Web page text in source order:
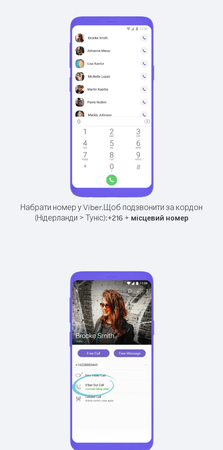
Набрати номер у Viber.Щоб подзвонити за кордон
(Нідерланди > Туніс):+216 + місцевий номер